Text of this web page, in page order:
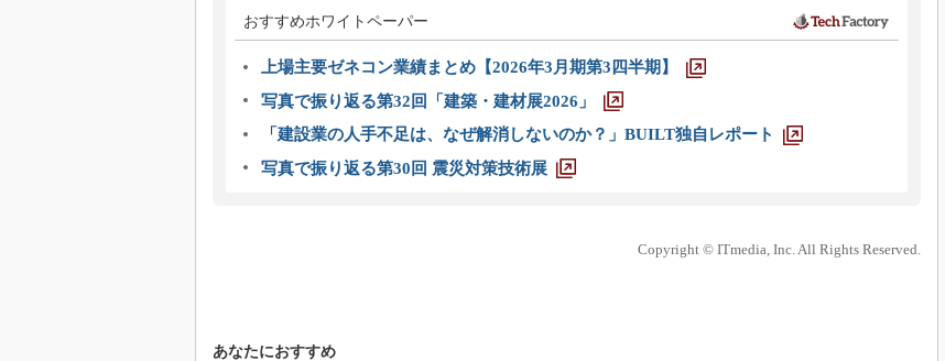
おすすめホワイトペーパー
上場主要ゼネコン業績まとめ【2026年3月期第3四半期】
写真で振り返る第32回「建築・建材展2026」
「建設業の人手不足は、なぜ解消しないのか？」BUILT独自レポート
写真で振り返る第30回 震災対策技術展
Copyright © ITmedia, Inc. All Rights Reserved.
あなたにおすすめ